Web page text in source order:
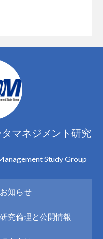
マネジメント研究
Study Group
お知らせ
研究倫理と公開情報